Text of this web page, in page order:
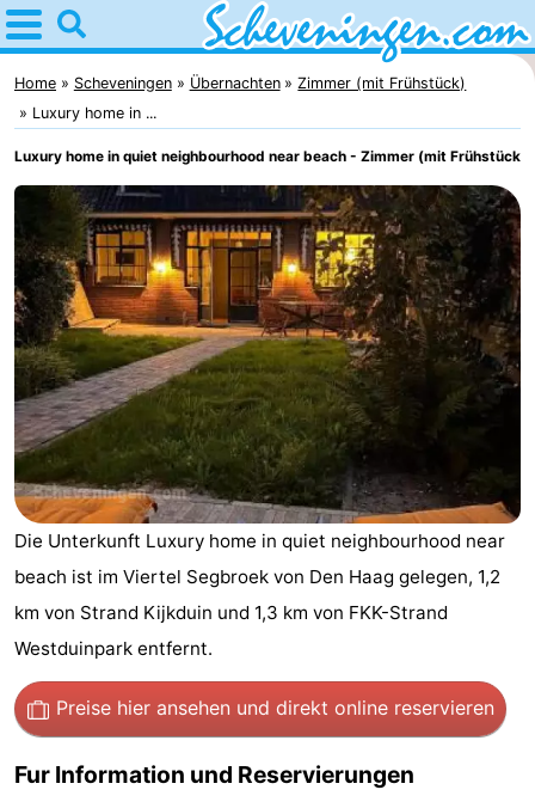
Home
Scheveningen
Tipps
Für
kindern
Übernachten
Appartements
-
Nautisch
Centrum
Scheveningen
Campingplätze
Ferienhäuser
-
Duinrell
-
Kijkduin
Hotels
(mit
Frühstück)
Lastminutes
Strand
Home Scheveningen Übernachten
Zimmer (mit Frühstück)
Luxury home in ...
Luxury home in quiet neighbourhood near beach - Zimmer (mit Frühstück)
Die Unterkunft Luxury home in quiet neighbourhood near
beach ist im Viertel Segbroek von Den Haag gelegen, 1,2
km von Strand Kijkduin und 1,3 km von FKK-Strand
Westduinpark entfernt.
Preise hier ansehen und direkt online reservieren
Fur Information und Reservierungen